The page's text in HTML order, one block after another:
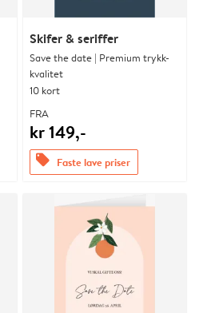
Skifer & seriffer
Save the date | Premium trykk-
kvalitet
10 kort
FRA
kr 149,-
offers Faste lave priser